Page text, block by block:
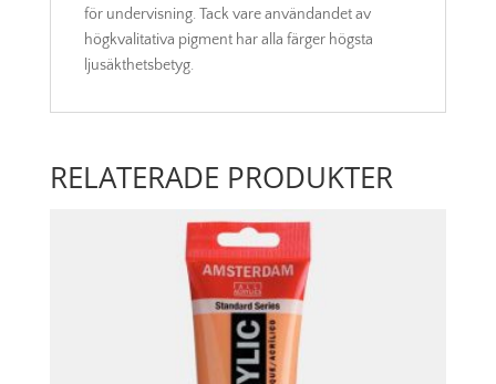
för undervisning. Tack vare användandet av
högkvalitativa pigment har alla färger högsta
ljusäkthetsbetyg.
RELATERADE PRODUKTER